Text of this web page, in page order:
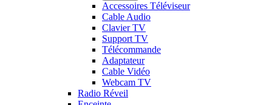
Accessoires Téléviseur
Cable Audio
Clavier TV
Support TV
Télécommande
Adaptateur
Cable Vidéo
Webcam TV
Radio Réveil